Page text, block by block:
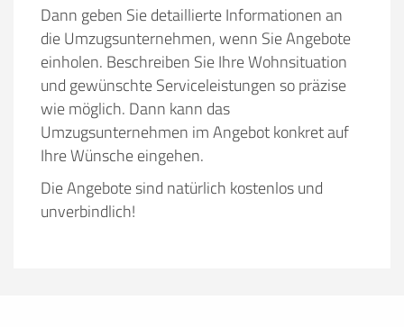
Dann geben Sie detaillierte Informationen an
die Umzugsunternehmen, wenn Sie Angebote
einholen. Beschreiben Sie Ihre Wohnsituation
und gewünschte Serviceleistungen so präzise
wie möglich. Dann kann das
Umzugsunternehmen im Angebot konkret auf
Ihre Wünsche eingehen.
Die Angebote sind natürlich kostenlos und
unverbindlich!